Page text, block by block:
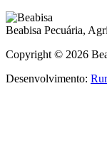
Beabisa Pecuária,
Copyright © 2026
Desenvolvimento: